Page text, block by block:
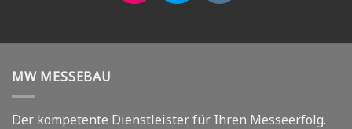
MW MESSEBAU
Der kompetente Dienstleister für Ihren Messeerfolg.